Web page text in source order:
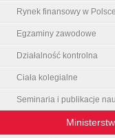
Rynek finansowy w Polsce
Egzaminy zawodowe
Działalność kontrolna
Ciała kolegialne
Seminaria i publikacje